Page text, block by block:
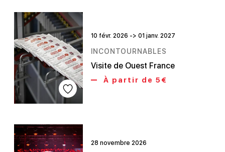
10 févr. 2026 -> 01 janv. 2027
INCONTOURNABLES
Visite de Ouest France
À partir de 5€
28 novembre 2026